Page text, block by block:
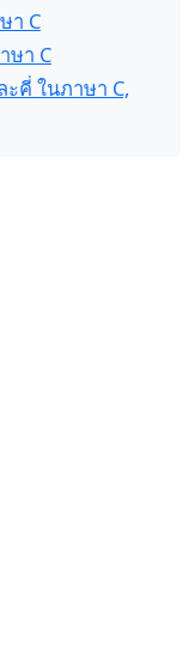
า C
ษา C
คี่ ในภาษา C,